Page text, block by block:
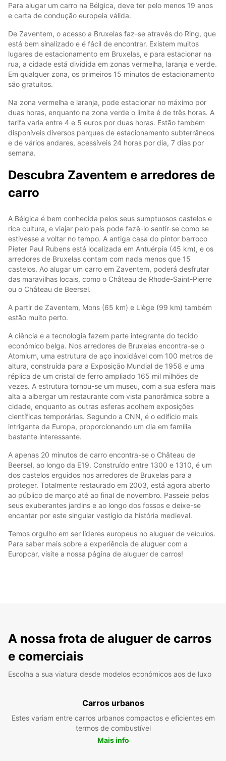
Para alugar um carro na Bélgica, deve ter pelo menos 19 anos
e carta de condução europeia válida.
De Zaventem, o acesso a Bruxelas faz-se através do Ring, que
está bem sinalizado e é fácil de encontrar. Existem muitos
lugares de estacionamento em Bruxelas, e para estacionar na
rua, a cidade está dividida em zonas vermelha, laranja e verde.
Em qualquer zona, os primeiros 15 minutos de estacionamento
são gratuitos.
Na zona vermelha e laranja, pode estacionar no máximo por
duas horas, enquanto na zona verde o limite é de três horas. A
tarifa varia entre 4 e 5 euros por duas horas. Estão também
disponíveis diversos parques de estacionamento subterrâneos
e de vários andares, acessíveis 24 horas por dia, 7 dias por
semana.
Descubra Zaventem e arredores de
carro
A Bélgica é bem conhecida pelos seus sumptuosos castelos e
rica cultura, e viajar pelo país pode fazê-lo sentir-se como se
estivesse a voltar no tempo. A antiga casa do pintor barroco
Pieter Paul Rubens está localizada em Antuérpia (45 km), e os
arredores de Bruxelas contam com nada menos que 15
castelos. Ao alugar um carro em Zaventem, poderá desfrutar
das maravilhas locais, como o Château de Rhode-Saint-Pierre
ou o Château de Beersel.
A partir de Zaventem, Mons (65 km) e Liège (99 km) também
estão muito perto.
A ciência e a tecnologia fazem parte integrante do tecido
económico belga. Nos arredores de Bruxelas encontra-se o
Atomium, uma estrutura de aço inoxidável com 100 metros de
altura, construída para a Exposição Mundial de 1958 e uma
réplica de um cristal de ferro ampliado 165 mil milhões de
vezes. A estrutura tornou-se um museu, com a sua esfera mais
alta a albergar um restaurante com vista panorâmica sobre a
cidade, enquanto as outras esferas acolhem exposições
científicas temporárias. Segundo a CNN, é o edifício mais
intrigante da Europa, proporcionando um dia em família
bastante interessante.
A apenas 20 minutos de carro encontra-se o Château de
Beersel, ao longo da E19. Construído entre 1300 e 1310, é um
dos castelos erguidos nos arredores de Bruxelas para a
proteger. Totalmente restaurado em 2003, está agora aberto
ao público de março até ao final de novembro. Passeie pelos
seus exuberantes jardins e ao longo dos fossos e deixe-se
encantar por este singular vestígio da história medieval.
Temos orgulho em ser líderes europeus no aluguer de veículos.
Para saber mais sobre a experiência de aluguer com a
Europcar, visite a nossa página de aluguer de carros!
A nossa frota de aluguer de carros
e comerciais
Escolha a sua viatura desde modelos económicos aos de luxo
Carros urbanos
Estes variam entre carros urbanos compactos e eficientes em
termos de combustível
Mais info